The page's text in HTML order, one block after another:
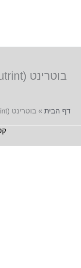
דף הבית » בוטרינט (Butrint) – העיר העתיקה והאתר הארכיאולוגי